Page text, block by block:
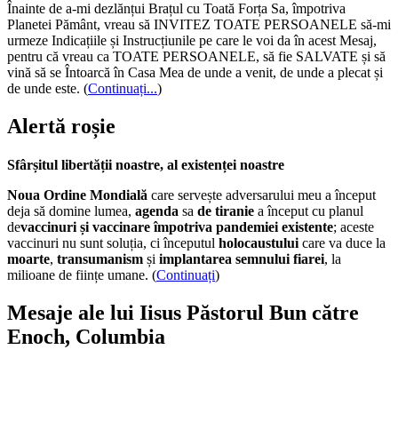
Înainte de a-mi dezlănțui Brațul cu Toată Forța Sa, împotriva
Planetei Pământ, vreau să INVITEZ TOATE PERSOANELE să-mi
urmeze Indicațiile și Instrucțiunile pe care le voi da în acest Mesaj,
pentru că vreau ca TOATE PERSOANELE, să fie SALVATE și să
vină să se Întoarcă în Casa Mea de unde a venit, de unde a plecat și
de unde este. (Continuați...)
Alertă roșie
Sfârșitul libertății noastre, al existenței noastre
Noua Ordine Mondială care servește adversarului meu a început
deja să domine lumea, agenda sa de tiranie a început cu planul
devaccinuri și vaccinare împotriva pandemiei existente; aceste
vaccinuri nu sunt soluția, ci începutul holocaustului care va duce la
moarte, transumanism și implantarea semnului fiarei, la
milioane de ființe umane. (Continuați)
Mesaje ale lui Iisus Păstorul Bun către
Enoch, Columbia